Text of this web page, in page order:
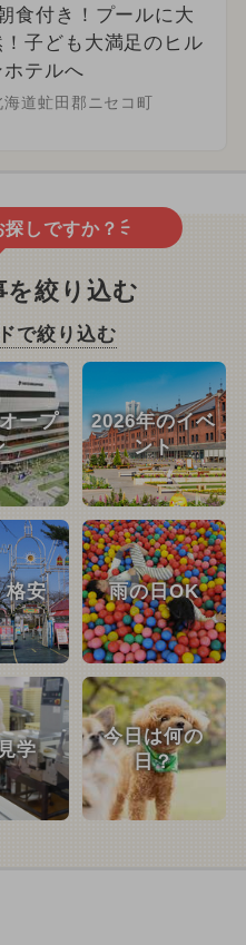
食付き！プールに大
！子ども大満足のヒル
ホテルへ
海道虻田郡ニセコ町
しですか？
を絞り込む
で絞り込む
ープ
2026年のイベ
ント
格安 雨の日OK
学
今日は何の
日？